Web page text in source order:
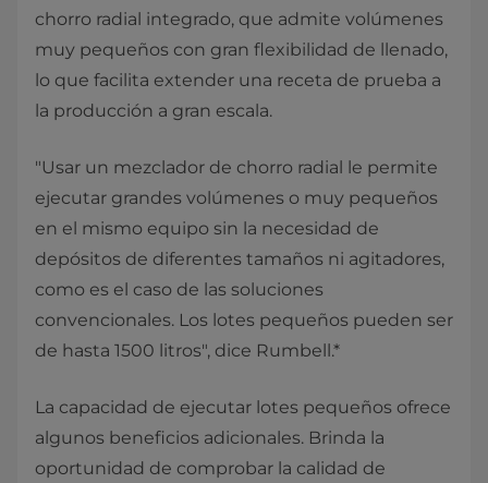
chorro radial integrado, que admite volúmenes
muy pequeños con gran flexibilidad de llenado,
lo que facilita extender una receta de prueba a
la producción a gran escala.
"Usar un mezclador de chorro radial le permite
ejecutar grandes volúmenes o muy pequeños
en el mismo equipo sin la necesidad de
depósitos de diferentes tamaños ni agitadores,
como es el caso de las soluciones
convencionales. Los lotes pequeños pueden ser
de hasta 1500 litros", dice Rumbell.*
La capacidad de ejecutar lotes pequeños ofrece
algunos beneficios adicionales. Brinda la
oportunidad de comprobar la calidad de